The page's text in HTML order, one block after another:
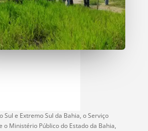
Sul e Extremo Sul da Bahia, o Serviço
o Ministério Público do Estado da Bahia,